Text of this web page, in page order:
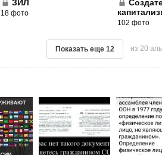
ЗИЛ
18 фото
102 фото
Показать еще 12 из 20